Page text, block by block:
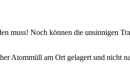
muss! Noch können die unsinnigen
Atommüll am Ort gelagert und nicht